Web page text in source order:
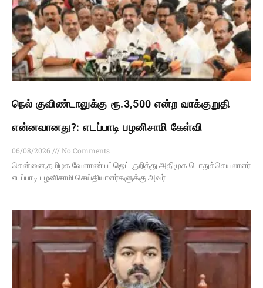
நெல் குவிண்டாலுக்கு ரூ.3,500 என்ற வாக்குறுதி
என்னவானது?: எடப்பாடி பழனிசாமி கேள்வி
06/08/2026
No Comments
சென்னை,தமிழக வேளாண் பட்ஜெட் குறித்து அதிமுக பொதுச்செயலாளர்
எடப்பாடி பழனிசாமி செய்தியாளர்களுக்கு அவர்